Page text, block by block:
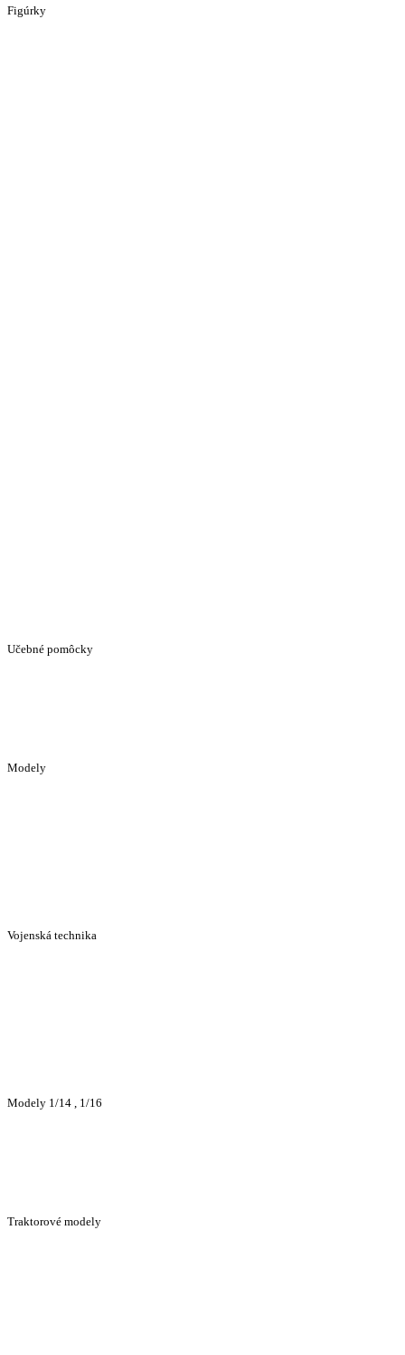
Figúrky
Učebné pomôcky
Modely
Vojenská technika
Modely 1/14 , 1/16
Traktorové modely